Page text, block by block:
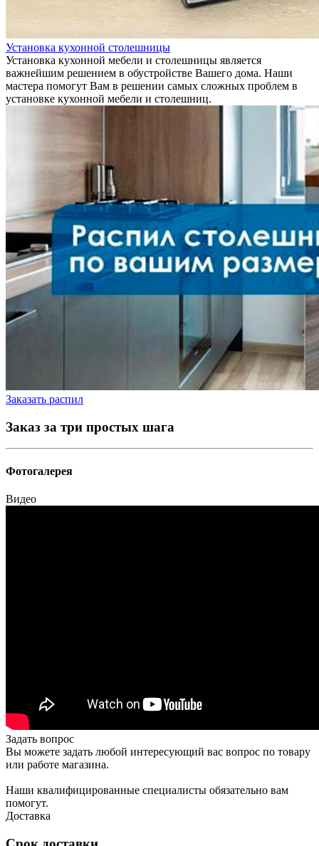
Установка кухонной столешницы
Установка кухонной мебели и столешницы является
важнейшим решением в обустройстве Вашего дома. Наши
мастера помогут Вам в решении самых сложных проблем в
установке кухонной мебели и столешниц.
Заказать распил
Заказ за три простых шага
Фотогалерея
Видео
Задать вопрос
Вы можете задать любой интересующий вас вопрос по товару
или работе магазина.
Наши квалифицированные специалисты обязательно вам
помогут.
Доставка